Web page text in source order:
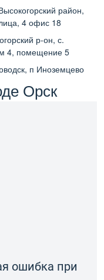
район,
4 офис 18
р-он, с.
4, помещение 5
п Иноземцево
Орск
ошибка при